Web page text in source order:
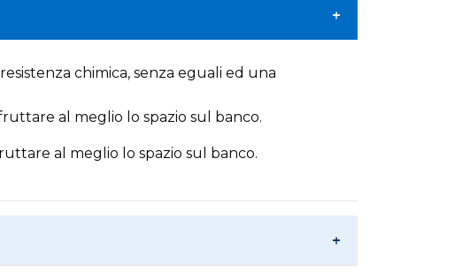
chimica, senza eguali ed una
al meglio lo spazio sul banco.
al meglio lo spazio sul banco.